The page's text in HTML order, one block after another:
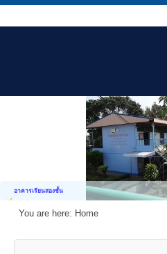
อาคารเรียนสองชั้น
You are here: Home